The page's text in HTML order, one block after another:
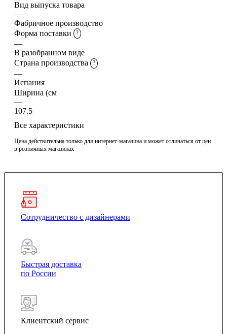
Вид выпуска товара
—
Фабричное производство
Форма поставки
?
—
В разобранном виде
Страна производства
?
—
Испания
Ширина (см
—
107.5
Все характеристики
Цена действительна только для интернет-магазина и может отличаться от цен
в розничных магазинах
Сотрудничество с дизайнерами
Быстрая доставка
по России
Клиентский сервис